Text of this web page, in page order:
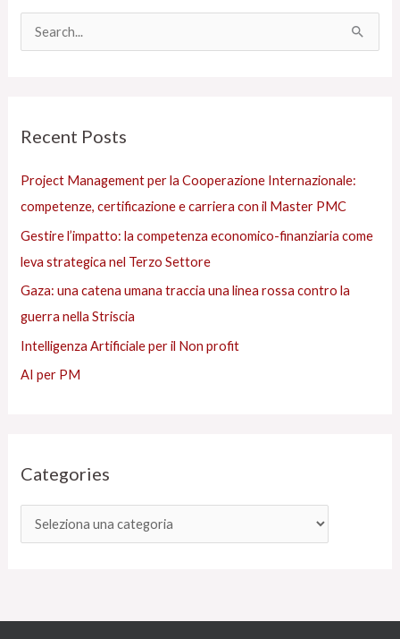
a
Recent Posts
Project Management per la Cooperazione Internazionale:
competenze, certificazione e carriera con il Master PMC
Gestire l’impatto: la competenza economico-finanziaria come
leva strategica nel Terzo Settore
Gaza: una catena umana traccia una linea rossa contro la
guerra nella Striscia
Intelligenza Artificiale per il Non profit
AI per PM
Categories
i
s